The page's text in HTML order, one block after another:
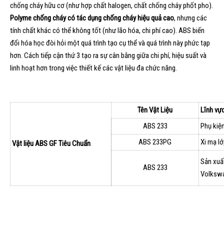
chống cháy hữu cơ (như hợp chất halogen, chất chống cháy phốt pho).
Polyme chống cháy có tác dụng chống cháy hiệu quả cao, nhưng các
tính chất khác có thể không tốt (như lão hóa, chi phí cao). ABS biến
đổi hóa học đòi hỏi một quá trình tạo cụ thể và quá trình này phức tạp
hơn. Cách tiếp cận thứ 3 tạo ra sự cân bằng giữa chi phí, hiệu suất và
linh hoạt hơn trong việc thiết kế các vật liệu đa chức năng.
Vật liệu ABS GF Tiêu Chuẩn
Tên Vật Liệu
Lĩnh
ABS 233
Phụ
ABS 233PG
Xi mạ
ABS 233
Sản